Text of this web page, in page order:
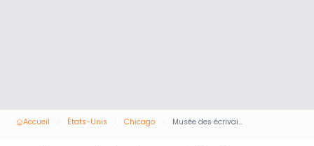
Accueil États-Unis Chicago Musée des écrivains américains de Chicago